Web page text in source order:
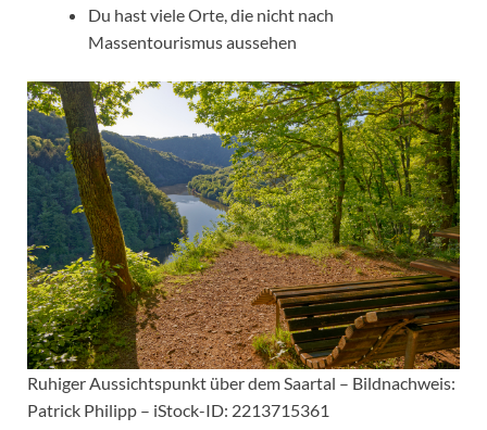
Du hast viele Orte, die nicht nach
Massentourismus aussehen
Ruhiger Aussichtspunkt über dem Saartal – Bildnachweis:
Patrick Philipp – iStock-ID: 2213715361